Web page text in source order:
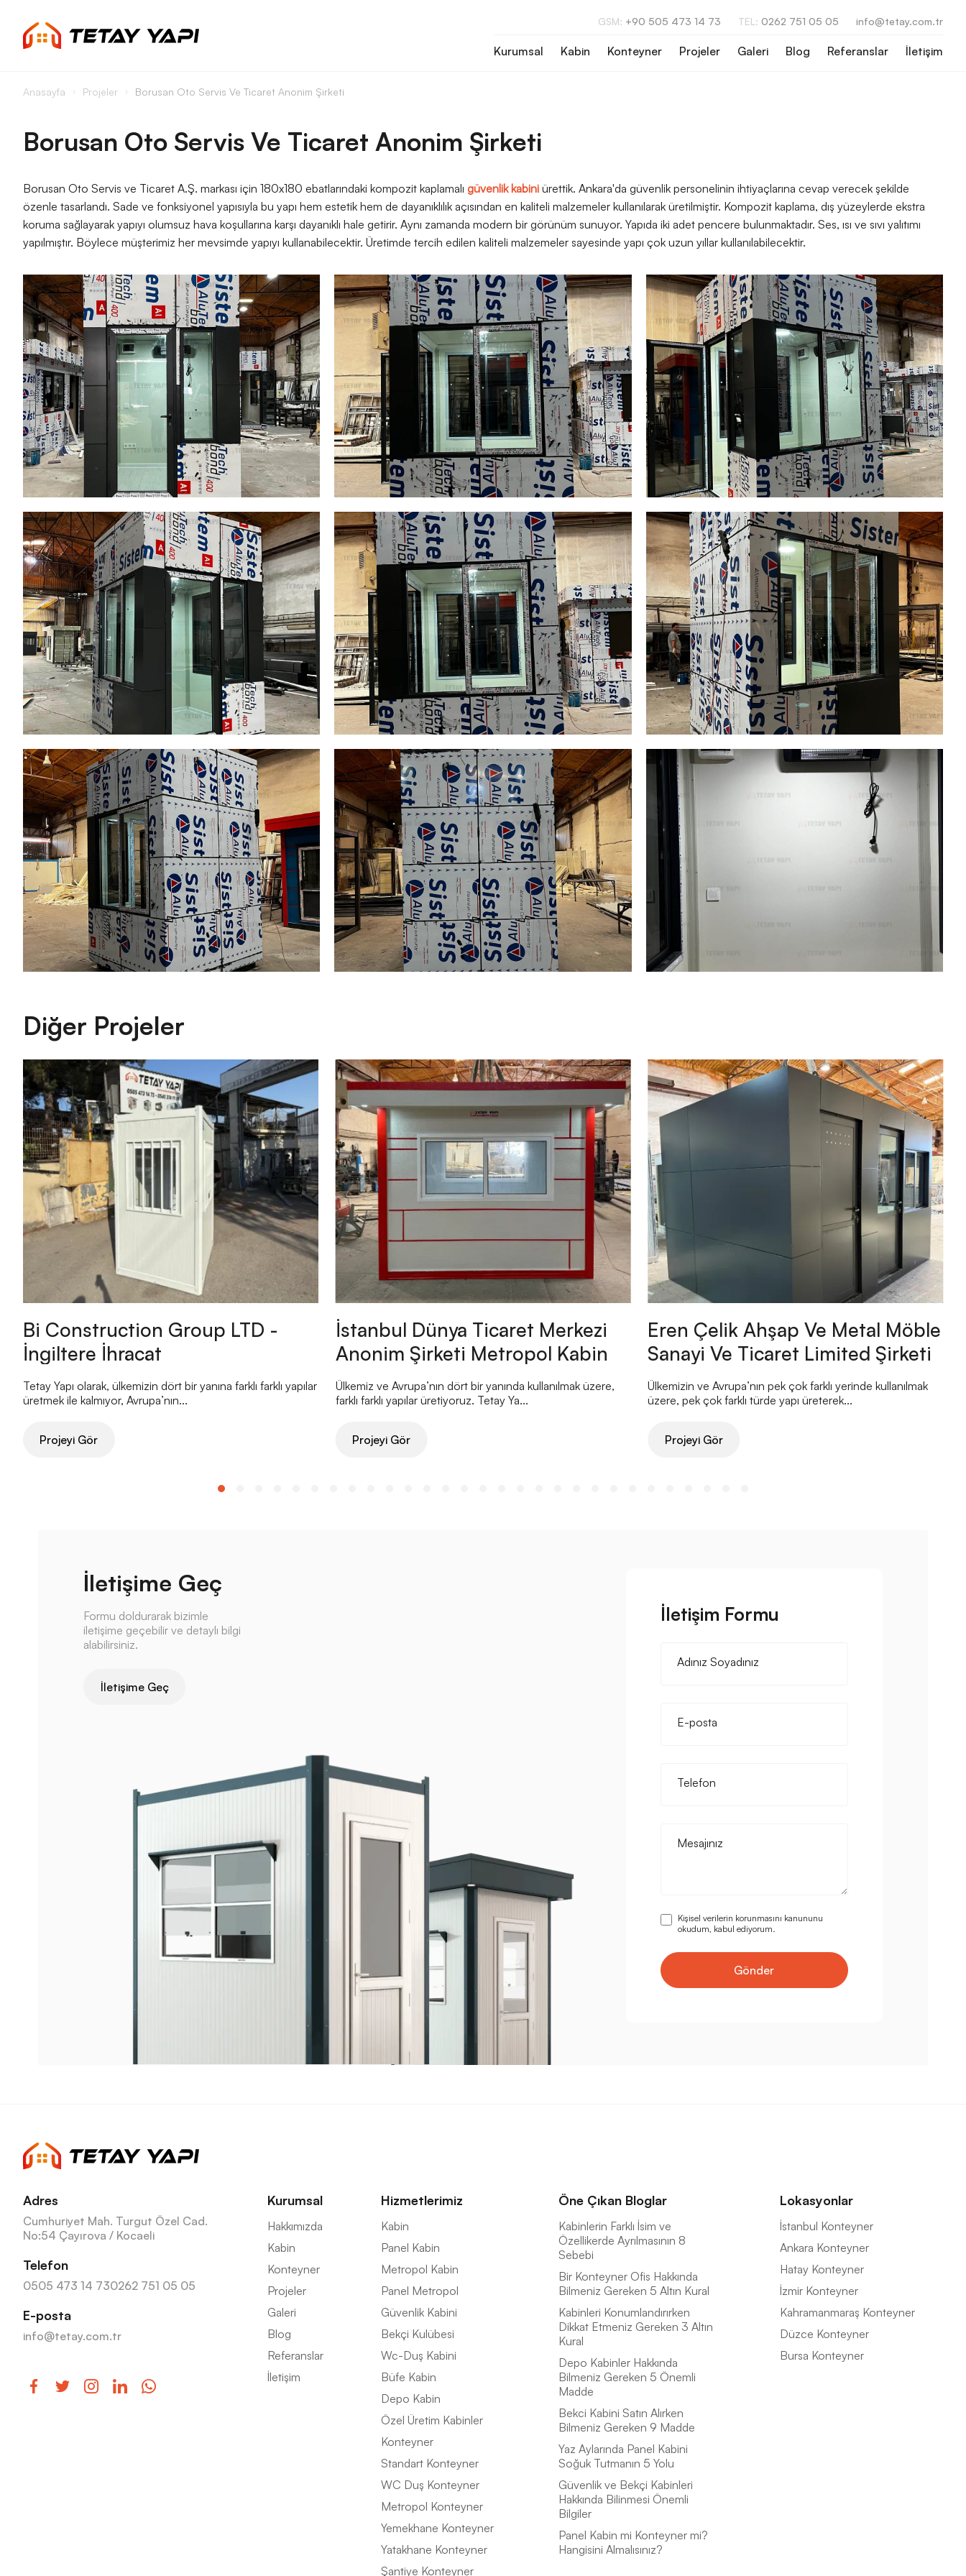
GSM: +90 505 473 14 73 TEL: 0262 751 05 05 info@tetay.com.tr
Kurumsal Kabin Konteyner Projeler Galeri Blog Referanslar İletişim
Anasayfa Projeler Borusan Oto Servis Ve Ticaret Anonim Şirketi
Borusan Oto Servis Ve Ticaret Anonim Şirketi
Borusan Oto Servis ve Ticaret A.Ş. markası için 180x180 ebatlarındaki kompozit kaplamalı güvenlik kabini ürettik. Ankara'da güvenlik personelinin ihtiyaçlarına cevap verecek şekilde
özenle tasarlandı. Sade ve fonksiyonel yapısıyla bu yapı hem estetik hem de dayanıklılık açısından en kaliteli malzemeler kullanılarak üretilmiştir. Kompozit kaplama, dış yüzeylerde ekstra
koruma sağlayarak yapıyı olumsuz hava koşullarına karşı dayanıklı hale getirir. Aynı zamanda modern bir görünüm sunuyor. Yapıda iki adet pencere bulunmaktadır. Ses, ısı ve sıvı yalıtımı
yapılmıştır. Böylece müşterimiz her mevsimde yapıyı kullanabilecektir. Üretimde tercih edilen kaliteli malzemeler sayesinde yapı çok uzun yıllar kullanılabilecektir.
Diğer Projeler
Bi Construction Group LTD -
İngiltere İhracat
Tetay Yapı olarak, ülkemizin dört bir yanına farklı farklı yapılar
üretmek ile kalmıyor, Avrupa’nın...
Projeyi Gör
İstanbul Dünya Ticaret Merkezi
Anonim Şirketi Metropol Kabin
Ülkemiz ve Avrupa’nın dört bir yanında kullanılmak üzere,
farklı farklı yapılar üretiyoruz. Tetay Ya...
Projeyi Gör
Eren Çelik Ahşap Ve Metal Möble
Sanayi Ve Ticaret Limited Şirketi
Ülkemizin ve Avrupa’nın pek çok farklı yerinde kullanılmak
üzere, pek çok farklı türde yapı üreterek...
Projeyi Gör
İletişime Geç
Formu doldurarak bizimle
iletişime geçebilir ve detaylı bilgi
alabilirsiniz.
İletişime Geç
İletişim Formu
Adınız Soyadınız
E-posta
Telefon
Mesajınız
Kişisel verilerin korunmasını kanununu
okudum, kabul ediyorum.
Gönder
Adres
Cumhuriyet Mah. Turgut Özel Cad.
No:54 Çayırova / Kocaeli
Telefon
0505 473 14 730262 751 05 05
E-posta
info@tetay.com.tr
Kurumsal
Hakkımızda
Kabin
Konteyner
Projeler
Galeri
Blog
Referanslar
İletişim
Hizmetlerimiz
Kabin
Panel Kabin
Metropol Kabin
Panel Metropol
Güvenlik Kabini
Bekçi Kulübesi
Wc-Duş Kabini
Büfe Kabin
Depo Kabin
Özel Üretim Kabinler
Konteyner
Standart Konteyner
WC Duş Konteyner
Metropol Konteyner
Yemekhane Konteyner
Yatakhane Konteyner
Şantiye Konteyner
Öne Çıkan Bloglar
Kabinlerin Farklı İsim ve
Özellikerde Ayrılmasının 8
Sebebi
Bir Konteyner Ofis Hakkında
Bilmeniz Gereken 5 Altın Kural
Kabinleri Konumlandırırken
Dikkat Etmeniz Gereken 3 Altın
Kural
Depo Kabinler Hakkında
Bilmeniz Gereken 5 Önemli
Madde
Bekci Kabini Satın Alırken
Bilmeniz Gereken 9 Madde
Yaz Aylarında Panel Kabini
Soğuk Tutmanın 5 Yolu
Güvenlik ve Bekçi Kabinleri
Hakkında Bilinmesi Önemli
Bilgiler
Panel Kabin mi Konteyner mi?
Hangisini Almalısınız?
Lokasyonlar
İstanbul Konteyner
Ankara Konteyner
Hatay Konteyner
İzmir Konteyner
Kahramanmaraş Konteyner
Düzce Konteyner
Bursa Konteyner